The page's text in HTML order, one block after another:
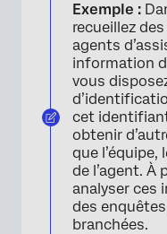
Exemple :
recueillez
agents
information
vous
cet
obtenir
que l’équipe,
de l’agent. À
analyser ces
des
branchées.